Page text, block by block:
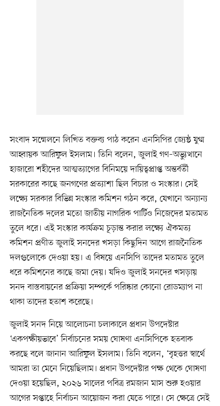
সংবাদ সম্মেলনে লিখিত বক্তব্য পাঠ করেন এনসিপির জ্যেষ্ঠ যুগ্ম
আহ্বায়ক আরিফুল ইসলাম। তিনি বলেন, জুলাই গণ–অভ্যুত্থানে
হাজারো শহীদের আত্মত্যাগের বিনিময়ে দায়িত্বপ্রাপ্ত অন্তর্বর্তী
সরকারের কাছে জনগণের প্রত্যাশা ছিল বিচার ও সংস্কার। সেই
লক্ষ্যে সরকার বিভিন্ন সংস্কার কমিশন গঠন করে, যেখানে অন্যান্য
রাজনৈতিক দলের মতো জাতীয় নাগরিক পার্টিও নিজেদের মতামত
তুলে ধরে। এই সংস্কার কার্যক্রম চূড়ান্ত করার লক্ষ্যে ঐকমত্য
কমিশন প্রণীত জুলাই সনদের খসড়া কিছুদিন আগে রাজনৈতিক
দলগুলোকে দেওয়া হয়। এ বিষয়ে এনসিপি তাদের মতামত তুলে
ধরে কমিশনের কাছে জমা দেয়। যদিও জুলাই সনদের খসড়ায়
সনদ বাস্তবায়নের প্রক্রিয়া সম্পর্কে পরিষ্কার কোনো রোডম্যাপ না
থাকা তাদের হতাশ করেছে।
জুলাই সনদ নিয়ে আলোচনা চলাকালে প্রধান উপদেষ্টার
‘একপক্ষীয়ভাবে’ নির্বাচনের সময় ঘোষণা এনসিপিকে হতবাক
করছে বলে জানান আরিফুল ইসলাম। তিনি বলেন, ‘বৃহত্তর স্বার্থে
আমরা তা মেনে নিয়েছিলাম। প্রধান উপদেষ্টার পক্ষ থেকে ঘোষণা
দেওয়া হয়েছিল, ২০২৬ সালের পবিত্র রমজান মাস শুরু হওয়ার
আগের সপ্তাহে নির্বাচন আয়োজন করা যেতে পারে। সে ক্ষেত্রে সেই